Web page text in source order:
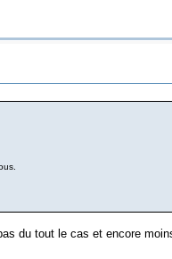
du tout le cas et encore